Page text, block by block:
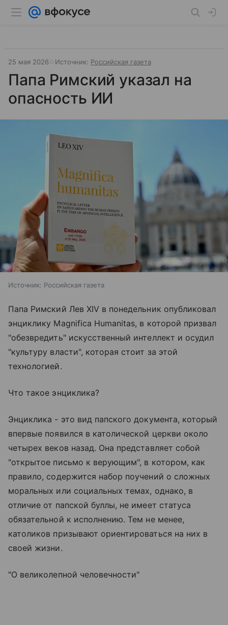
25 мая 2026 Источник: Российская газета
Папа Римский указал на
опасность ИИ
Источник: Российская газета
Папа Римский Лев XIV в понедельник опубликовал
энциклику Magnifica Humanitas, в которой призвал
"обезвредить" искусственный интеллект и осудил
"культуру власти", которая стоит за этой
технологией.
Что такое энциклика?
Энциклика - это вид папского документа, который
впервые появился в католической церкви около
четырех веков назад. Она представляет собой
"открытое письмо к верующим", в котором, как
правило, содержится набор поучений о сложных
моральных или социальных темах, однако, в
отличие от папской буллы, не имеет статуса
обязательной к исполнению. Тем не менее,
католиков призывают ориентироваться на них в
своей жизни.
"О великолепной человечности"